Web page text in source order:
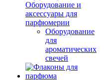
Оборудование и
аксессуары для
парфюмерии
Оборудование
для
ароматических
свечей